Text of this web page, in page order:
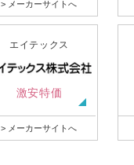
> メーカーサイトへ
エイテックス
激安特価
> メーカーサイトへ